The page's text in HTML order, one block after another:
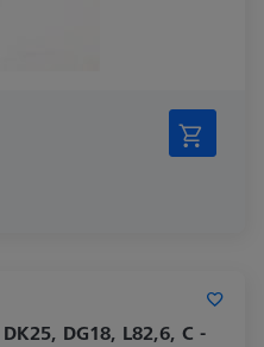
DG18, L82,6, C -